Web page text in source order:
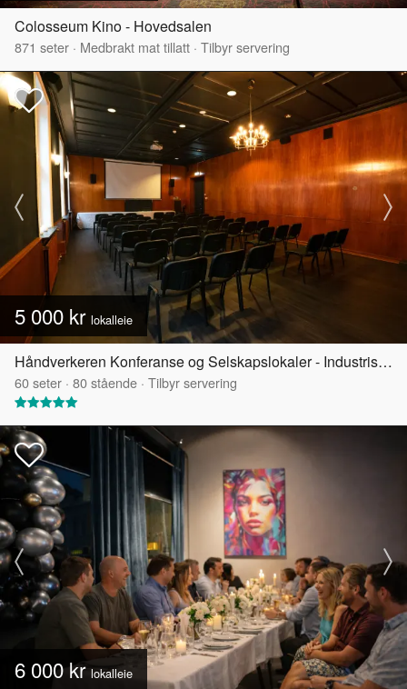
Colosseum Kino - Hovedsalen
871 seter · Medbrakt mat tillatt · Tilbyr servering
5 000 kr lokalleie
Håndverkeren Konferanse og Selskapslokaler - Industrisalen
60seter · 80stående · Tilbyr servering
6 000 kr lokalleie